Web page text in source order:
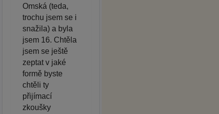
Omská (teda,
trochu jsem se i
snažila) a byla
jsem 16. Chtěla
jsem se ještě
zeptat v jaké
formě byste
chtěli ty
přijímací
zkoušky